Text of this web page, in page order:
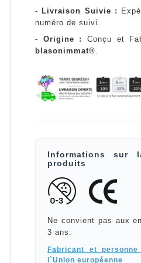
- Livraison Suivie :
numéro de suivi.
- Origine :
Conçu et
blasonimmat®.
Informations sur
produits
Ne convient pas aux
3 ans.
Fabricant et
l`Union européenne